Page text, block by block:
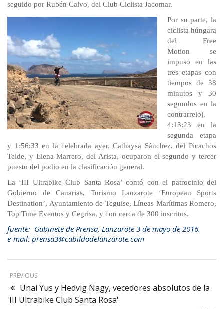
seguido por Rubén Calvo, del Club Ciclista Jacomar.
Por su parte, la
ciclista húngara
del Free
Motion se
impuso en las
tres etapas con
tiempos de 38
minutos y 30
segundos en la
contrarreloj,
4:13:23 en la
segunda etapa
y 1:56:33 en la celebrada ayer. Cathaysa Sánchez, del Picachos
Telde, y Elena Marrero, del Arista, ocuparon el segundo y tercer
puesto del podio en la clasificación general.
La ‘III Ultrabike Club Santa Rosa’ contó con el patrocinio del
Gobierno de Canarias, Turismo Lanzarote ‘European Sports
Destination’, Ayuntamiento de Teguise, Líneas Marítimas Romero,
Top Time Eventos y Cegrisa, y con cerca de 300 inscritos.
fuente: Gabinete de Prensa, Lanzarote 3 de mayo de 2016.
e-mail: prensa3@cabildodelanzarote.com
PREVIOUS
Unai Yus y Hedvig Nagy, vecedores absolutos de la
'III Ultrabike Club Santa Rosa'